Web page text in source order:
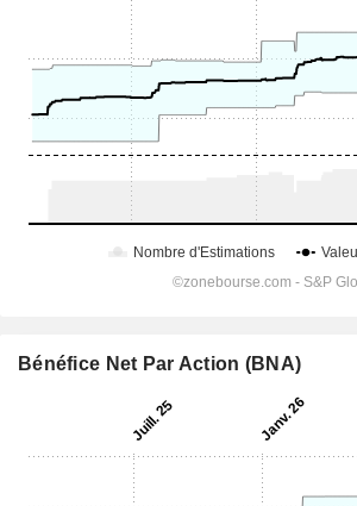
Bénéfice Net Par Action (BNA)